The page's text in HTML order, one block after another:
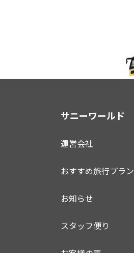
サニーワールド
運営会社
おすすめ旅行プラン
お知らせ
スタッフ便り